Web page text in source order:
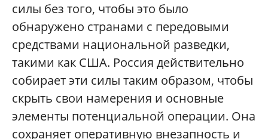
силы без того, чтобы это было
обнаружено странами с передовыми
средствами национальной разведки,
такими как США. Россия действительно
собирает эти силы таким образом, чтобы
скрыть свои намерения и основные
элементы потенциальной операции. Она
сохраняет оперативную внезапность и